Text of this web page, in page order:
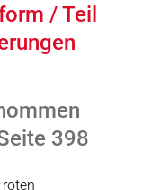
/ Teil
398